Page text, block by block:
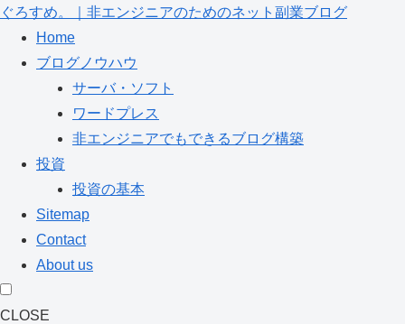
ぐろすめ。｜非エンジニアのためのネット副業ブログ
Home
ブログノウハウ
サーバ・ソフト
ワードプレス
非エンジニアでもできるブログ構築
投資
投資の基本
Sitemap
Contact
About us
CLOSE